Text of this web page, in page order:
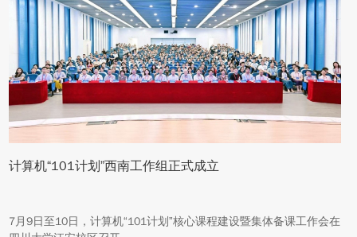
计算机“101计划”西南工作组正式成立
7月9日至10日，计算机“101计划”核心课程建设暨集体备课工作会在